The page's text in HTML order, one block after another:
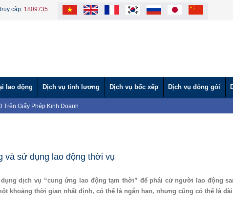
cập: 1809735
lao động Dịch vụ tính lương Dịch vụ bốc xếp Dịch vụ đóng gói
Trên Giấy Phép Kinh Doanh
VÀ CÔNG TY TNHH MTV VÌ LAO ĐỘNG TẶNG BÁNH TRUNG THU CHO
tình" hỗ trợ nước ngọt cho người dân vùng hạn mặn.
ĐỘNG TƯ VẤN HƯỚNG NGHIỆP CHO BỘ ĐỘI XUẤT NGŨ 2024
ĐỘNG THAM GIA NGÀY HỘI VIỆC LÀM TẠI TÂY NINH (Lần 2)
Uy Tín – Nhanh Chóng – Đúng Quy Định | Vì Lao Động
Giáo dục và Đào tạo theo Báo cáo 219
và sử dụng lao động thời vụ
dịch vụ “cung ứng lao động tạm thời” để phái cử người lao động
khoảng thời gian nhất định, có thể là ngắn hạn, nhưng cũng có thể là